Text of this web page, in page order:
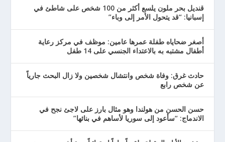
قنديل بحر ملون يلسع أكثر من 100 شخص على شاطئ في
إسبانيا: “قد يتحول الأمر إلى وباء”
أصغر ضحاياه طفلة عمرها عامين: موظف في مركز رعاية
أطفال مشتبه به بالاعتداء الجنسي على 14 طفل
حادث غرق: وفاة شخص وانتشال شخصين ولا زال البحث جارياً
عن شخص رابع
حسن الحسن من هولندا وهو مثال بارز على لاجئ نجح في
الاندماج: “سأعود إلى سوريا لأساهم في بنائها”